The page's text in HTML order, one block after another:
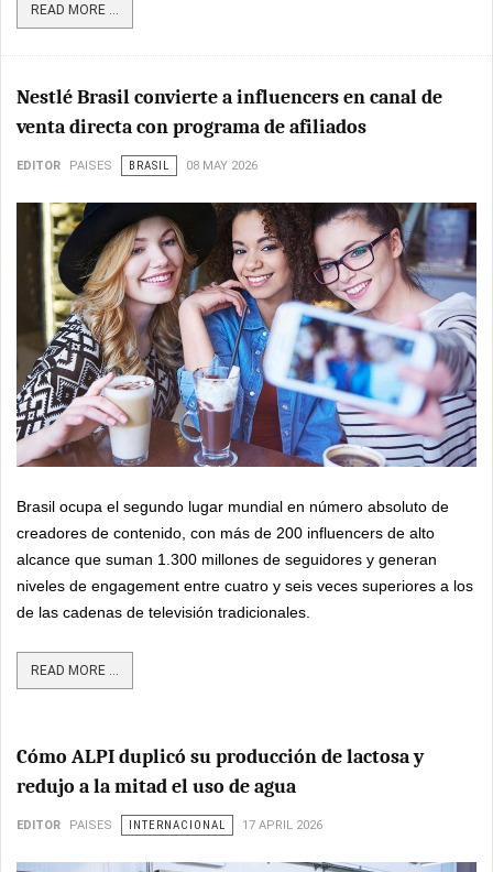
READ MORE ...
Nestlé Brasil convierte a influencers en canal de
venta directa con programa de afiliados
EDITOR PAISES BRASIL 08 MAY 2026
Brasil ocupa el segundo lugar mundial en número absoluto de
creadores de contenido, con más de 200 influencers de alto
alcance que suman 1.300 millones de seguidores y generan
niveles de engagement entre cuatro y seis veces superiores a los
de las cadenas de televisión tradicionales.
READ MORE ...
Cómo ALPI duplicó su producción de lactosa y
redujo a la mitad el uso de agua
EDITOR PAISES INTERNACIONAL 17 APRIL 2026